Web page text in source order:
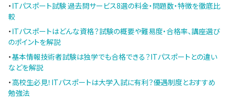
・ITパスポート試験 過去問サービス8選の料金・問題数・特徴を徹底比
較
・ITパスポートはどんな資格？試験の概要や難易度・合格率、講座選び
のポイントを解説
・基本情報技術者試験は独学でも合格できる？ITパスポートとの違い
などを解説
・高校生必見！ITパスポートは大学入試に有利？優遇制度とおすすめ
勉強法